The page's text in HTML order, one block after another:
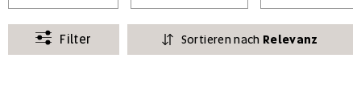
Filter Sortieren nach Relevanz